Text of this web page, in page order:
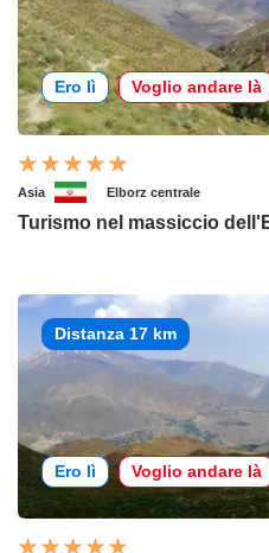
Ero lì Voglio andare là
Asia Elborz centrale
Turismo nel massiccio
Distanza 17 km
Ero lì Voglio andare là